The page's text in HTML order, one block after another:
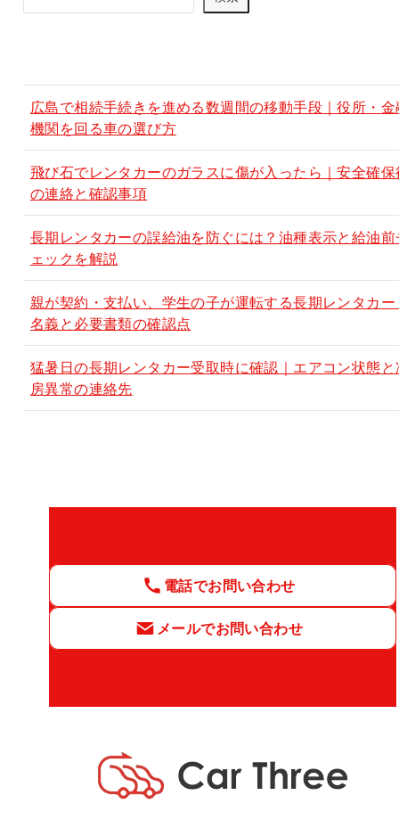
索
広島で相続手続きを進める数週間の移動手段｜役所・金
機関を回る車の選び方
飛び石でレンタカーのガラスに傷が入ったら｜安全確保
の連絡と確認事項
長期レンタカーの誤給油を防ぐには？油種表示と給油前
ェックを解説
親が契約・支払い、学生の子が運転する長期レンタカー
名義と必要書類の確認点
猛暑日の長期レンタカー受取時に確認｜エアコン状態と
房異常の連絡先
電話でお問い合わせ
メールでお問い合わせ